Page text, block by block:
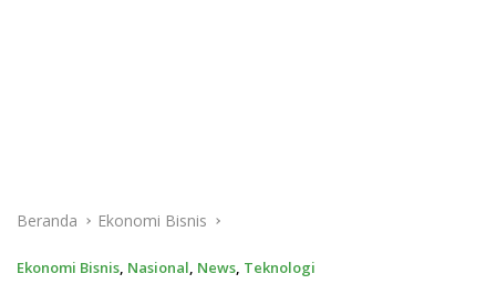
Beranda Ekonomi Bisnis
Ekonomi Bisnis, Nasional, News, Teknologi